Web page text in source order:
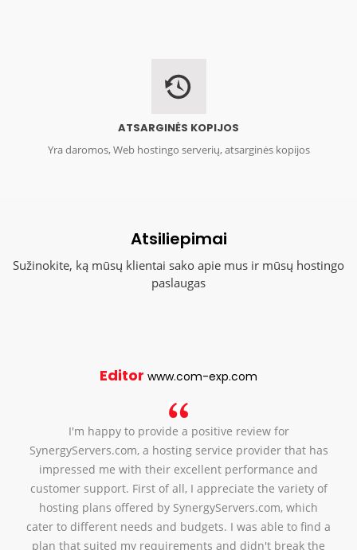
ATSARGINĖS KOPIJOS
Yra daromos, Web hostingo serverių, atsarginės kopijos
Atsiliepimai
Sužinokite, ką mūsų klientai sako apie mus ir mūsų hostingo
paslaugas
Editor www.com-exp.com
I'm happy to provide a positive review for
SynergyServers.com, a hosting service provider that has
impressed me with their excellent performance and
customer support. First of all, I appreciate the variety of
hosting plans offered by SynergyServers.com, which
cater to different needs and budgets. I was able to find a
plan that suited my requirements and didn't break the